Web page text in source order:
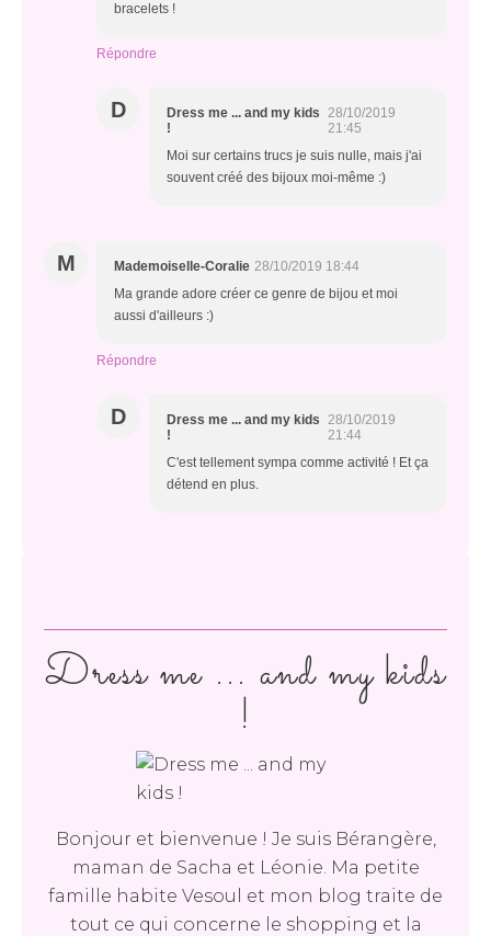
bracelets !
Répondre
D
Dress me ... and my kids
!
28/10/2019
21:45
Moi sur certains trucs je suis nulle, mais j'ai
souvent créé des bijoux moi-même :)
M Mademoiselle-Coralie 28/10/2019 18:44
Ma grande adore créer ce genre de bijou et moi
aussi d'ailleurs :)
Répondre
D
Dress me ... and my kids
!
28/10/2019
21:44
C'est tellement sympa comme activité ! Et ça
détend en plus.
Dress me ... and my kids
!
Bonjour et bienvenue ! Je suis Bérangère,
maman de Sacha et Léonie. Ma petite
famille habite Vesoul et mon blog traite de
tout ce qui concerne le shopping et la